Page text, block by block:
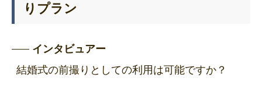
りプラン
インタビュアー
結婚式の前撮りとしての利用は可能ですか？